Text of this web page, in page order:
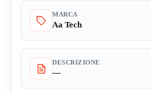
MARCA
Aa Tech
DESCRIZIONE
—